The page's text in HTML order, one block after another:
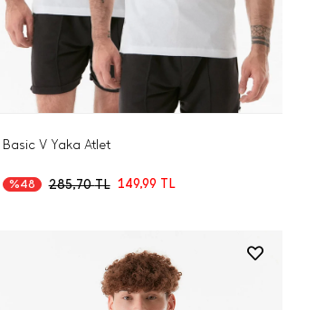
Basic V Yaka Atlet
285,70TL 149,99 TL
%48